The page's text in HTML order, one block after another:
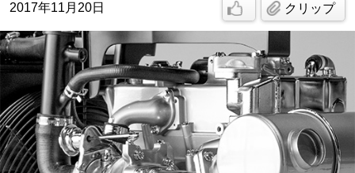
2017年11月20日 クリップ